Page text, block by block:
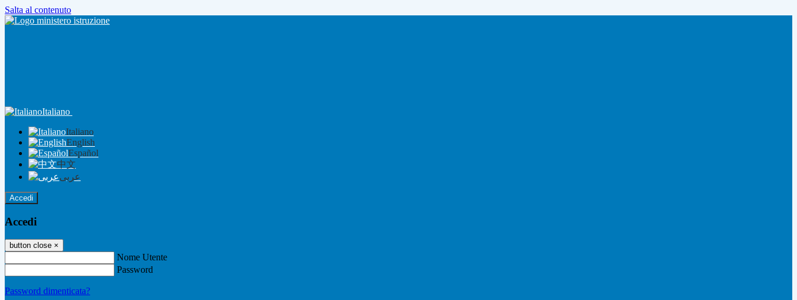
Salta al contenuto
Italiano
Italiano
English
Español
中文
عربى
Accedi
Accedi
button close ×
Nome Utente
Password
Password dimenticata?